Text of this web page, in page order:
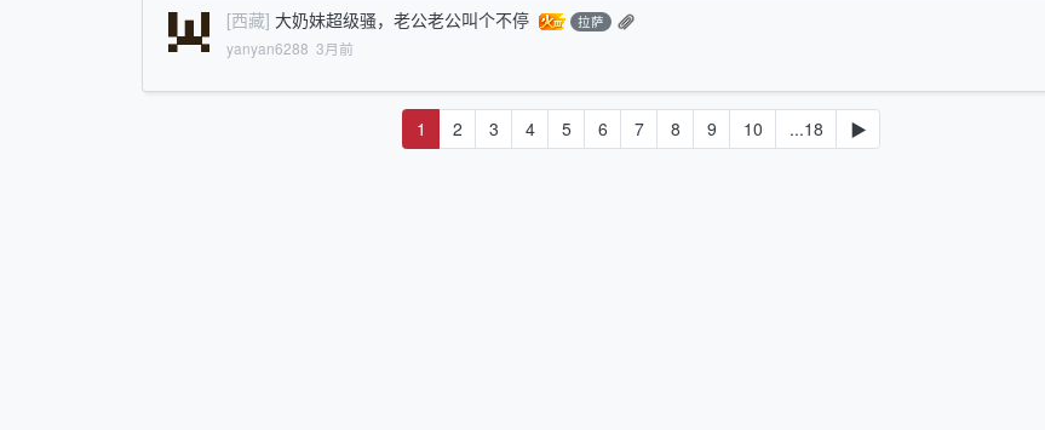
[西藏] 大奶妹超级骚，老公老公叫个不停 拉萨
yanyan6288 3月前
1 2 3 4 5 6 7 8 9 10 ...18 ▶